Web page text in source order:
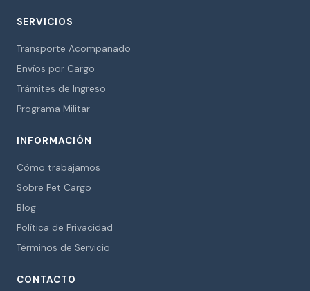
SERVICIOS
Transporte Acompañado
Envíos por Cargo
Trámites de Ingreso
Programa Militar
INFORMACIÓN
Cómo trabajamos
Sobre Pet Cargo
Blog
Política de Privacidad
Términos de Servicio
CONTACTO